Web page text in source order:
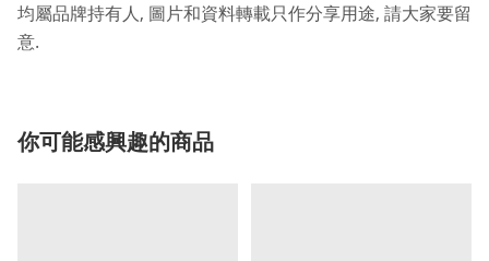
均屬品牌持有人 , 圖片和資料轉載只作分享用途, 請大家要留
意.
你可能感興趣的商品